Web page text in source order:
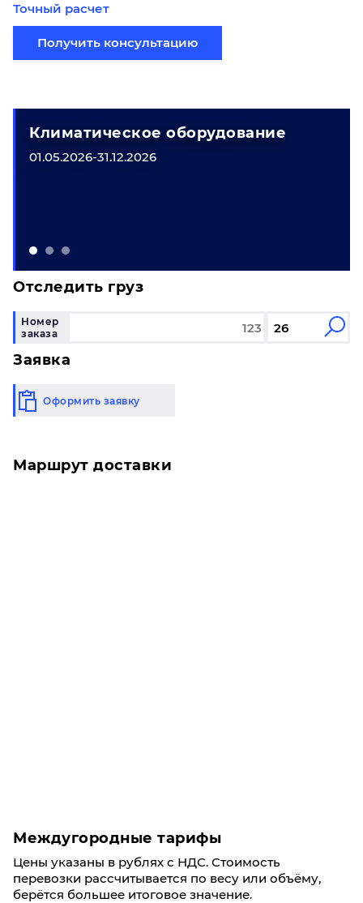
Точный расчет
Получить консультацию
Климатическое оборудование
01.05.2026-31.12.2026
Отследить груз
Номер
заказа
Заявка
Оформить заявку
Маршрут доставки
Междугородные тарифы
Цены указаны в рублях с НДС. Стоимость
перевозки рассчитывается по весу или объёму,
берётся большее итоговое значение.